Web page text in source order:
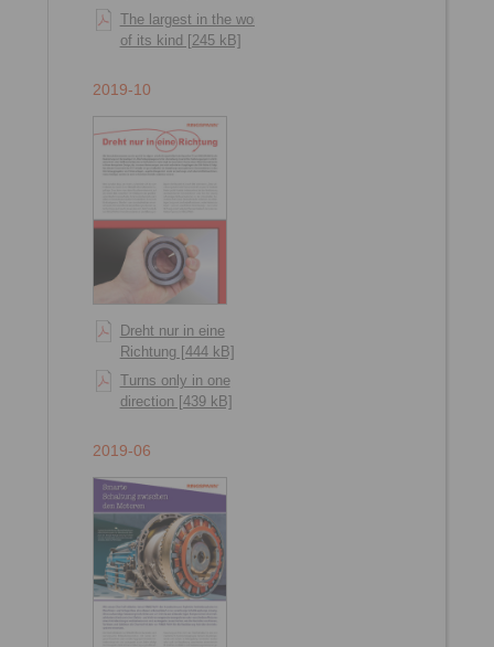
The largest in the world
of its kind [245 kB]
2019-10
Dreht nur in eine
Richtung [444 kB]
Turns only in one
direction [439 kB]
2019-06